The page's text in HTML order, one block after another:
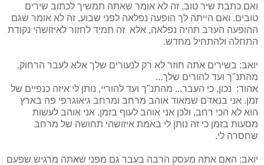
ואם כתבת שיר טוב, זה לא אומר שאתה תמשיך לכתוב שירים
טובים. ואם הייתה לך הופעה נפלאה לפני שבוע, זה לא אומר שגם
ההופעה הערב תהיה נפלאה, אלא זה תמיד לחזור לאיזושהי נקודת
התחלה ולהתחיל מחדש.
יואב: בשירים אתה חוזר לא רק לנעורים שלך אלא לעבר הרחוק,
מהתנ"ך ועד להורים שלך...
אהוד: נכון, כי העבר... מהתנ"ך ועד להוריי, נותן לי איזה כנפיים של
זמן. אני בנאדם שמאוד אוהב מרחב ומרחב גיאוגרפי פה בארץ
הוא לא הכי רחב, ולכן אני אוהב לעוף בזמן. אני אוהב לעשות
מסעות בזמן כי זה נותן לי באמת איזושהי תחושה של מרחב
שחסרה לי.
יואב: האם אתה מעסק הרבה בעבר גם מפני שאתה מרגיש שפעם